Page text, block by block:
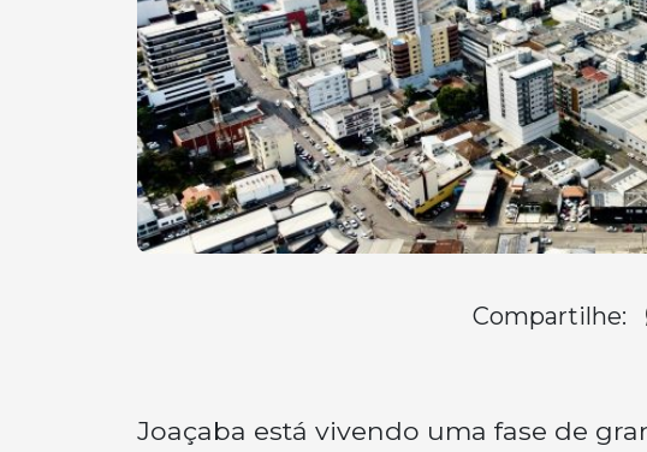
Compartilhe:
Joaçaba está vivendo uma fase de